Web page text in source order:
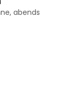
abends